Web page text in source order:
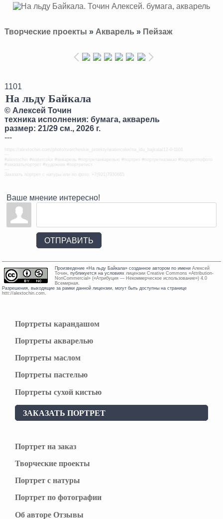
Творческие проекты » Акварель » Пейзаж
1101
На льду Байкала
© Алексей Точин
техника исполнения: бумага, акварель
размер: 21/29 см., 2026 г.
---
https://alextochin.com/photo/tvorcheskie_proekty/watercolor/na_ldu_bajkala/12-0-1101
#alextochin #watercolor #акварель #портретакварелью #портрет #портретназаказ #портретпофото
#заказатьпортрет #художник #портретист
Заказать портрет с натуры или по фото: +7(921)7930665
Ваше мнение интересно!
ОТПРАВИТЬ
Произведение «На льду Байкала» созданное автором по имениАлексей
Точин , публикуется на условиях лицензии Creative Commons «Attribution-
NonCommercial» («Атрибуция — Некоммерческое использование») 4.0
Всемирная
Разрешения, выходящие за рамки данной лицензии, могут быть доступны на странице
httt://alextochin.com
Портреты карандашом
Портреты акварелью
Портреты маслом
Портреты пастелью
Портреты сухой кистью
ЗАКАЗАТЬ ПОРТРЕТ
Портрет на заказ
Творческие проекты
Портрет с натуры
Портрет по фотографии
Об авторе Отзывы